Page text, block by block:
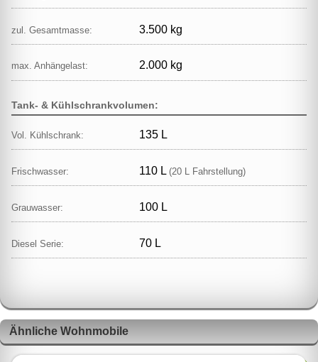
zul. Gesamtmasse: 3.500 kg
max. Anhängelast: 2.000 kg
Tank- & Kühlschrankvolumen:
Vol. Kühlschrank: 135 L
Frischwasser: 110 L (20 L Fahrstellung)
Grauwasser: 100 L
Diesel Serie: 70 L
Ähnliche Wohnmobile